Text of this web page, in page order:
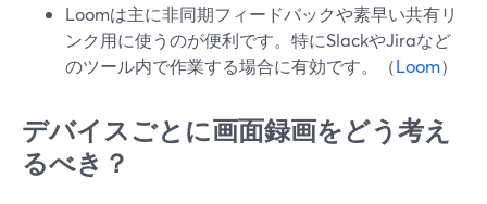
Loomは主に非同期フィードバックや素早い共有リ
ンク用に使うのが便利です。特にSlackやJiraなど
のツール内で作業する場合に有効です。（Loom）
デバイスごとに画面録画をどう考え
るべき？